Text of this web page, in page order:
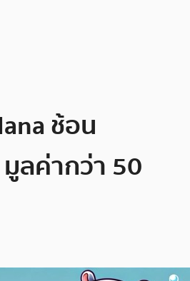
ช้อน
มูลค่ากว่า 50